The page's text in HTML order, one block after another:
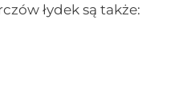
łydek są także: